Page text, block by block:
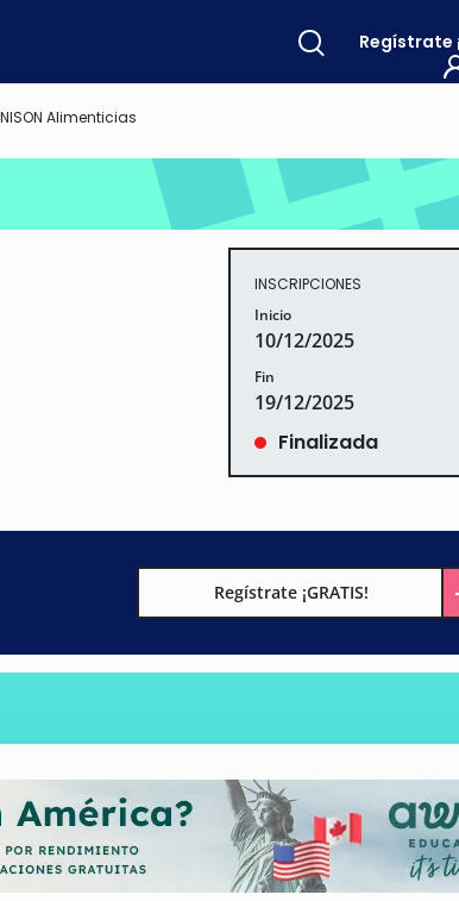
Regístrate
Alimenticias
INSCRIPCIONES
Inicio
10/12/2025
Fin
19/12/2025
Finalizada
Regístrate ¡GRATIS!